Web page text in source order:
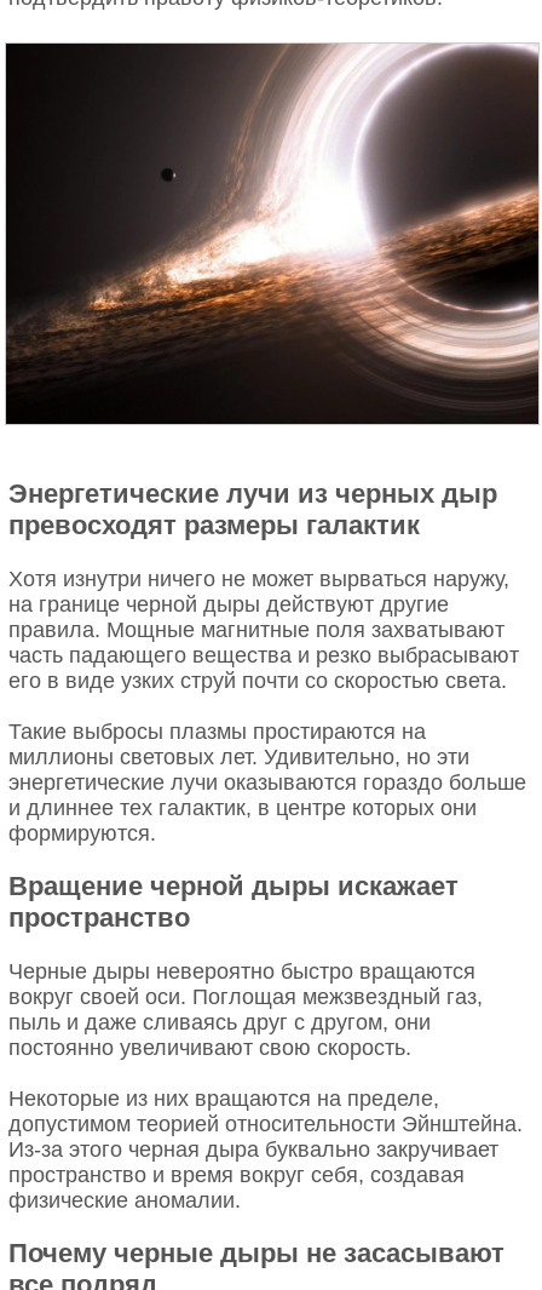
Энергетические лучи из черных дыр
превосходят размеры галактик
Хотя изнутри ничего не может вырваться наружу,
на границе черной дыры действуют другие
правила. Мощные магнитные поля захватывают
часть падающего вещества и резко выбрасывают
его в виде узких струй почти со скоростью света.
Такие выбросы плазмы простираются на
миллионы световых лет. Удивительно, но эти
энергетические лучи оказываются гораздо больше
и длиннее тех галактик, в центре которых они
формируются.
Вращение черной дыры искажает
пространство
Черные дыры невероятно быстро вращаются
вокруг своей оси. Поглощая межзвездный газ,
пыль и даже сливаясь друг с другом, они
постоянно увеличивают свою скорость.
Некоторые из них вращаются на пределе,
допустимом теорией относительности Эйнштейна.
Из-за этого черная дыра буквально закручивает
пространство и время вокруг себя, создавая
физические аномалии.
Почему черные дыры не засасывают